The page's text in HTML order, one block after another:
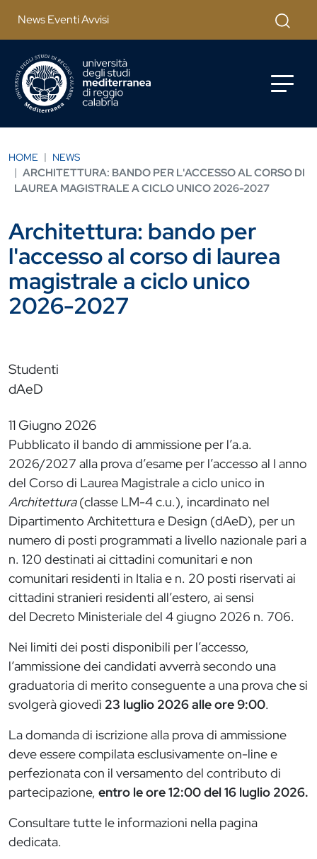
News Eventi Avvisi Cerca
HOME NEWS
ARCHITETTURA: BANDO PER L'ACCESSO AL CORSO DI
LAUREA MAGISTRALE A CICLO UNICO 2026-2027
Architettura: bando per
l'accesso al corso di laurea
magistrale a ciclo unico
2026-2027
Studenti
dAeD
11 Giugno 2026
Pubblicato il bando di ammissione per l’a.a.
2026/2027 alla prova d’esame per l’accesso al I anno
del Corso di Laurea Magistrale a ciclo unico in
Architettura(classe LM-4 c.u.), incardinato nel
Dipartimento Architettura e Design (dAeD), per un
numero di posti programmati a livello nazionale pari a
n. 120 destinati ai cittadini comunitari e non
comunitari residenti in Italia e n. 20 posti riservati ai
cittadini stranieri residenti all’estero, ai sensi
del Decreto Ministeriale del 4 giugno 2026 n. 706.
Nei limiti dei posti disponibili per l’accesso,
l’ammissione dei candidati avverrà secondo una
graduatoria di merito conseguente a una prova che si
svolgerà giovedì 23 luglio 2026alle ore 9:00.
La domanda di iscrizione alla prova di ammissione
deve essere compilata esclusivamente on-line e
perfezionata con il versamento del contributo di
partecipazione, entro le ore 12:00 del 16 luglio 2026.
Consultare tutte le informazioni nella pagina
dedicata.